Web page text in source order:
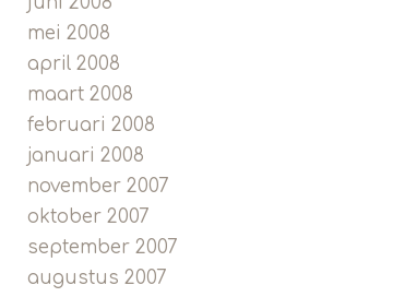
mei 2008
april 2008
maart 2008
februari 2008
januari 2008
november 2007
oktober 2007
september 2007
augustus 2007